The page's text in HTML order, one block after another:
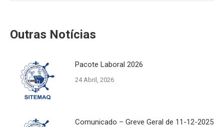
Outras Notícias
Pacote Laboral 2026
24 Abril, 2026
Comunicado – Greve Geral de 11-12-2025